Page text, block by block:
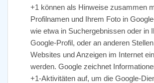
+1 können als Hinweise zusammen
Profilnamen und Ihrem Foto in
wie etwa in Suchergebnissen oder in
Google-Profil, oder an anderen
Websites und Anzeigen im Internet
werden. Google zeichnet
+1-Aktivitäten auf, um die Google-